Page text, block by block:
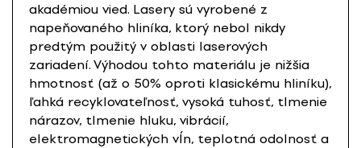
akadémiou vied. Lasery sú vyrobené z
napeňovaného hliníka, ktorý nebol nikdy
predtým použitý v oblasti laserových
zariadení. Výhodou tohto materiálu je nižšia
hmotnosť (až o 50% oproti klasickému hliníku),
ľahká recyklovateľnosť, vysoká tuhosť, tlmenie
nárazov, tlmenie hluku, vibrácií,
elektromagnetických vĺn, teplotná odolnosť a